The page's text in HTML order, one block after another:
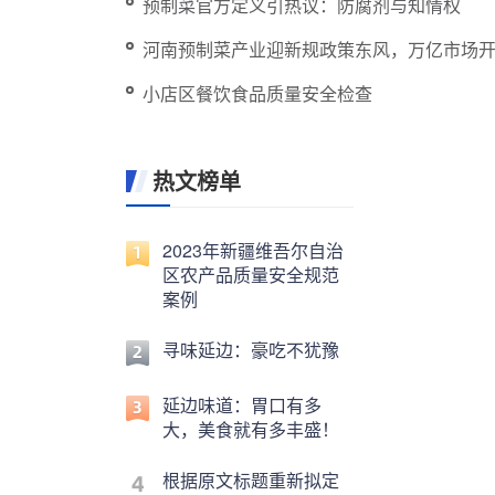
河南预制菜产业迎新规政策东风，万亿市场
小店区餐饮食品质量安全检查
热文榜单
2023年新疆维吾尔自治
区农产品质量安全规范
案例
寻味延边：豪吃不犹豫
延边味道：胃口有多
大，美食就有多丰盛！
根据原文标题重新拟定